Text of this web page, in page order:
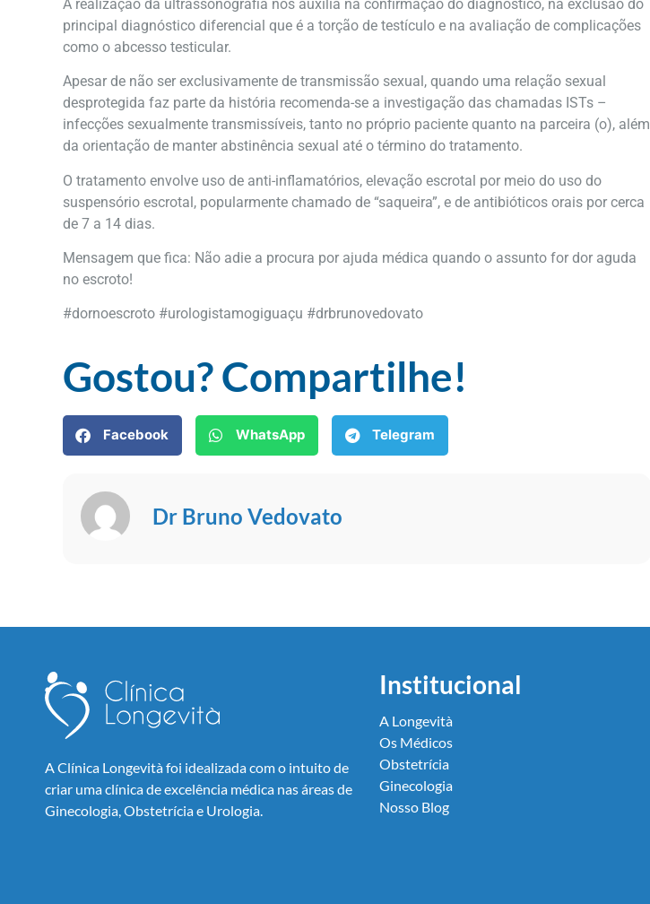
A realização da ultrassonografia nos auxilia na confirmação do diagnóstico, na exclusão do
principal diagnóstico diferencial que é a torção de testículo e na avaliação de complicações
como o abcesso testicular.
Apesar de não ser exclusivamente de transmissão sexual, quando uma relação sexual
desprotegida faz parte da história recomenda-se a investigação das chamadas ISTs –
infecções sexualmente transmissíveis, tanto no próprio paciente quanto na parceira (o), além
da orientação de manter abstinência sexual até o término do tratamento.
O tratamento envolve uso de anti-inflamatórios, elevação escrotal por meio do uso do
suspensório escrotal, popularmente chamado de “saqueira”, e de antibióticos orais por cerca
de 7 a 14 dias.
Mensagem que fica: Não adie a procura por ajuda médica quando o assunto for dor aguda
no escroto!
#dornoescroto #urologistamogiguaçu #drbrunovedovato
Gostou? Compartilhe!
Facebook WhatsApp Telegram
Dr Bruno Vedovato
A Clínica Longevità foi idealizada com o intuito de
criar uma clínica de excelência médica nas áreas de
Ginecologia, Obstetrícia e Urologia.
Institucional
A Longevità
Os Médicos
Obstetrícia
Ginecologia
Nosso Blog